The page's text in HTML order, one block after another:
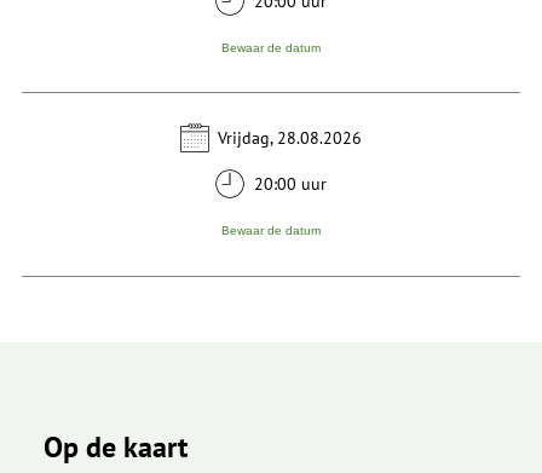
Bewaar de datum
Vrijdag, 28.08.2026
20:00 uur
Bewaar de datum
Op de kaart